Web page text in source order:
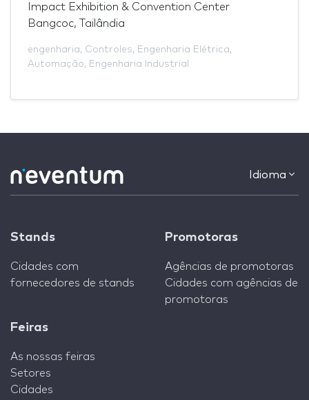
Impact Exhibition & Convention Center
Bangcoc, Tailândia
engenharia, Controles, Engenharia Elétrica,
Automação, Engenharia Industrial
Idioma
Stands
Cidades com
fornecedores de stands
Promotoras
Agências de promotoras
Cidades com agências de
promotoras
Feiras
As nossas feiras
Setores
Cidades